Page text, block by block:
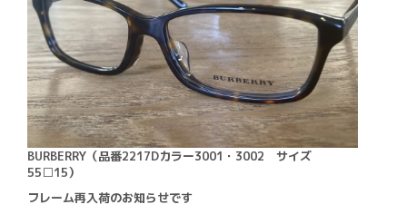
BURBERRY（品番2217Dカラー3001・3002 サイズ
55□15）
フレーム再入荷のお知らせです